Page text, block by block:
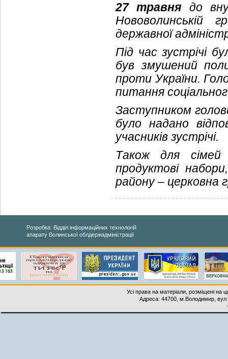
27 травня до
Нововолинській
державної
Під час зустрічі
був змушений
проти України.
питання
Заступником
було надано
учасників зустрічі.
Також для сімей
продуктові
району – церковна
Розробка: Відділ інформаційних технологій
апарату Волинської облдержадміністрації
Усі права на матеріали, розміщені на
Адреса: 44700, м.Володимир,